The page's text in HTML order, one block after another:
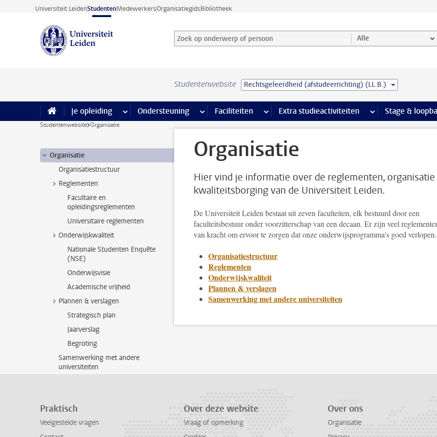
Ga direct naar de inhoud
Universiteit LeidenStudentenMedewerkersOrganisatiegidsBibliotheek
Zoek op onderwerp of persoon en selecteer categorie
Zoekterm Alle
Studentenwebsite Rechtsgeleerdheid (afstudeerrichting) (LL.B.)
Je opleiding meer Je opleiding pagina’s
Ondersteuning meer Ondersteuning pagina’s
Faciliteiten meer Faciliteiten pagina’s
Extra studieactiviteiten meer Extra
Stage &
Studentenwebsite Organisatie
Organisatie
Organisatiestructuur
Reglementen
Facultaire en
opleidingsreglementen
Universitaire reglementen
Onderwijskwaliteit
Nationale Studenten Enquête
(NSE)
Onderwijsvisie
Academische vrijheid
Plannen & verslagen
Strategisch plan
Jaarverslag
Begroting
Samenwerking met andere
universiteiten
Organisatie
Hier vind je informatie over de reglementen, organisatie
kwaliteitsborging van de Universiteit Leiden.
De Universiteit Leiden bestaat uit zeven faculteiten, elk bestuurd door een
faculteitsbestuur onder voorzitterschap van een decaan. Er zijn veel
van kracht om ervoor te zorgen dat onze onderwijsprogramma's goed verlopen.
Organisatiestructuur
Reglementen
Onderwijskwaliteit
Plannen & verslagen
Samenwerking met andere universiteiten
Praktisch
Veelgestelde vragen
Over deze website
Vraag of opmerking
Over ons
Organisatie